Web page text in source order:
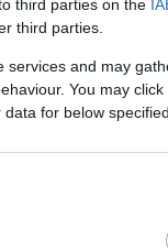
third parties on the
third parties.
services and may
You may
for below
atspoguļo